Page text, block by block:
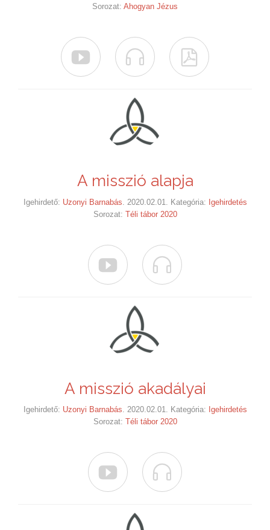
Sorozat: Ahogyan Jézus
  
A misszió alapja
Igehirdető: Uzonyi Barnabás . 2020.02.01. Kategória: Igehirdetés
Sorozat: Téli tábor 2020
 
A misszió akadályai
Igehirdető: Uzonyi Barnabás. 2020.02.01. Kategória: Igehirdetés
Sorozat: Téli tábor 2020
 